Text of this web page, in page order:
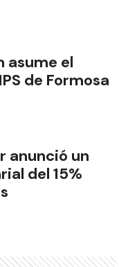
asume el
de Formosa
anunció un
del 15%